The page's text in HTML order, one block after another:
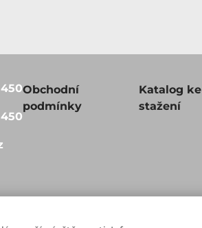
Obchodní
podmínky
Katalog ke
stažení